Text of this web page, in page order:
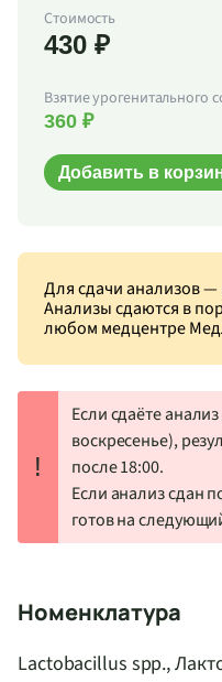
Для сдачи анализов —
Анализы сдаются в
любом медцентре
!
Если сдаёте
воскресенье),
после 18:00.
Если анализ сдан
готов на
Номенклатура
Lactobacillus spp.,
Стоимость
430 ₽
Взятие урогенитального
360 ₽
Добавить в